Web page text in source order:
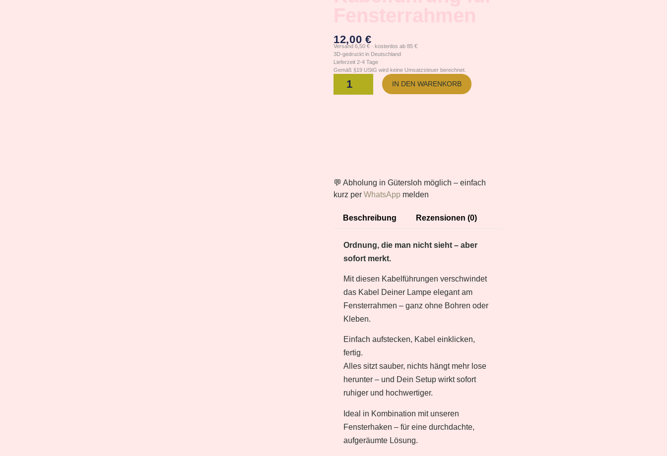
12,00€
Versand 6,50 € · kostenlos ab 85 €
3D-gedruckt in Deutschland
Lieferzeit 2-4 Tage
Gemäß §19 UStG wird keine Umsatzsteuer berechnet.
IN DEN WARENKORB
💬 Abholung in Gütersloh möglich – einfach
kurz per WhatsApp melden
Beschreibung Rezensionen (0)
Ordnung, die man nicht sieht – aber
sofort merkt.
Mit diesen Kabelführungen verschwindet
das Kabel Deiner Lampe elegant am
Fensterrahmen – ganz ohne Bohren oder
Kleben.
Einfach aufstecken, Kabel einklicken,
fertig.
Alles sitzt sauber, nichts hängt mehr lose
herunter – und Dein Setup wirkt sofort
ruhiger und hochwertiger.
Ideal in Kombination mit unseren
Fensterhaken – für eine durchdachte,
aufgeräumte Lösung.